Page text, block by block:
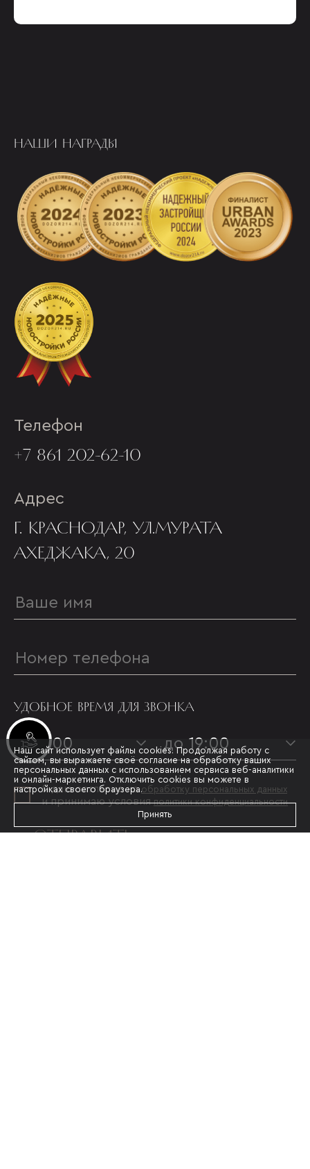
Инвестиционные лоты
НАШИ НАГРАДЫ
Телефон
+7 861 202-62-10
Адрес
Г. КРАСНОДАР, УЛ.МУРАТА
АХЕДЖАКА, 20
УДОБНОЕ ВРЕМЯ ДЛЯ ЗВОНКА
с 09:00 до 19:00
Я даю согласие наобработку персональных данных
и принимаю условияполитики конфиденциальности
ОТПРАВИТЬ
Наш сайт использует файлы cookies. Продолжая работу с
сайтом, вы выражаете своё согласие на обработку ваших
персональных данных с использованием сервиса веб-аналитики
и онлайн-маркетинга. Отключить cookies вы можете в
настройках своего браузера.
Принять